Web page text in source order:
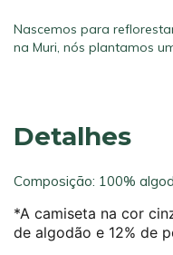
Nascemos para
na Muri, nós plantamos
Detalhes
Composição: 100%
*A camiseta na cor
de algodão e 12% de